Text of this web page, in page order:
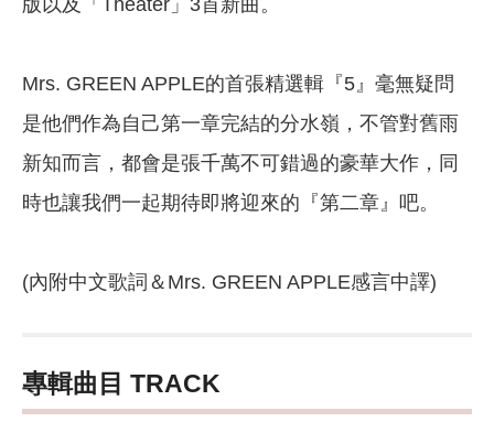
版以及「Theater」3首新曲。
Mrs. GREEN APPLE的首張精選輯『5』毫無疑問
是他們作為自己第一章完結的分水嶺，不管對舊雨
新知而言，都會是張千萬不可錯過的豪華大作，同
時也讓我們一起期待即將迎來的『第二章』吧。
(內附中文歌詞＆Mrs. GREEN APPLE感言中譯)
專輯曲目 TRACK